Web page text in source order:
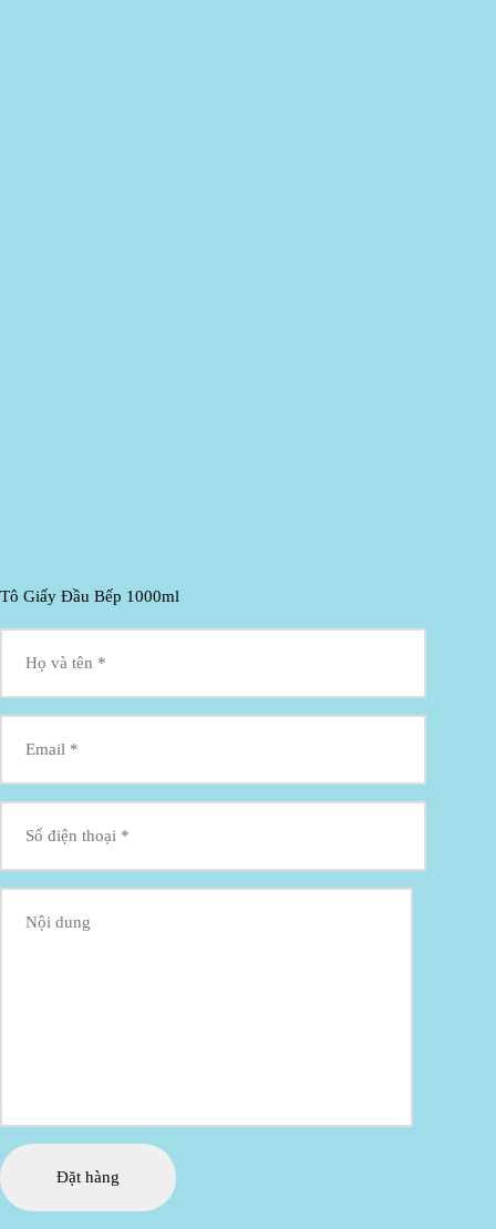
Tô Giấy Đầu Bếp 1000ml